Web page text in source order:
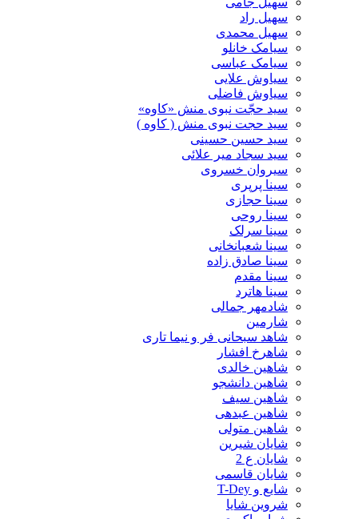
سهیل راد
سهیل محمدی
سیامک خانلو
سیامک عباسی
سیاوش علایی
سیاوش فاضلی
سید حجّت نبوی منش «کاوه»
سید حجت نبوی منش ( کاوه )
سید حسین حسینى
سید سجاد میر علائی
سیروان خسروی
سینا پرپری
سینا حجازی
سینا روحی
سینا سرلک
سینا شعبانخانی
سینا صادق زاده
سینا مقدم
سینا هاترد
شادمهر جمالی
شارمین
شاهد سبحانی فر و نیما تاری
شاهرخ افشار
شاهین خالدی
شاهین دانشجو
شاهین سیف
شاهین عبدهی
شاهین متولی
شایان شیرین
شایان ع 2
شایان قاسمی
شایع و T-Dey
شروین شایا